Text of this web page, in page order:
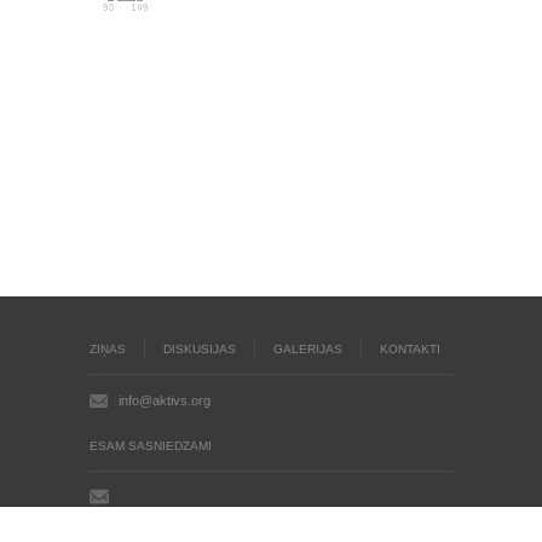
ZIŅAS DISKUSIJAS GALERIJAS KONTAKTI
info@aktivs.org
ESAM SASNIEDZAMI